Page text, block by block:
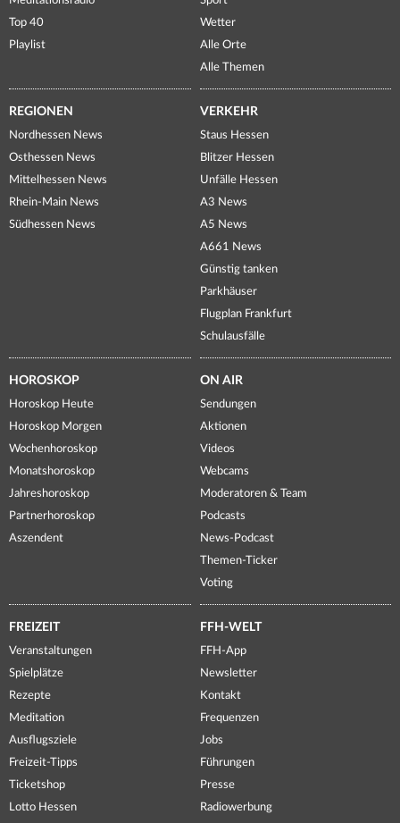
Top 40
Playlist
Wetter
Alle Orte
Alle Themen
REGIONEN
Nordhessen News
Osthessen News
Mittelhessen News
Rhein-Main News
Südhessen News
VERKEHR
Staus Hessen
Blitzer Hessen
Unfälle Hessen
A3 News
A5 News
A661 News
Günstig tanken
Parkhäuser
Flugplan Frankfurt
Schulausfälle
HOROSKOP
Horoskop Heute
Horoskop Morgen
Wochenhoroskop
Monatshoroskop
Jahreshoroskop
Partnerhoroskop
Aszendent
ON AIR
Sendungen
Aktionen
Videos
Webcams
Moderatoren & Team
Podcasts
News-Podcast
Themen-Ticker
Voting
FREIZEIT
Veranstaltungen
Spielplätze
Rezepte
Meditation
Ausflugsziele
Freizeit-Tipps
Ticketshop
Lotto Hessen
FFH-WELT
FFH-App
Newsletter
Kontakt
Frequenzen
Jobs
Führungen
Presse
Radiowerbung